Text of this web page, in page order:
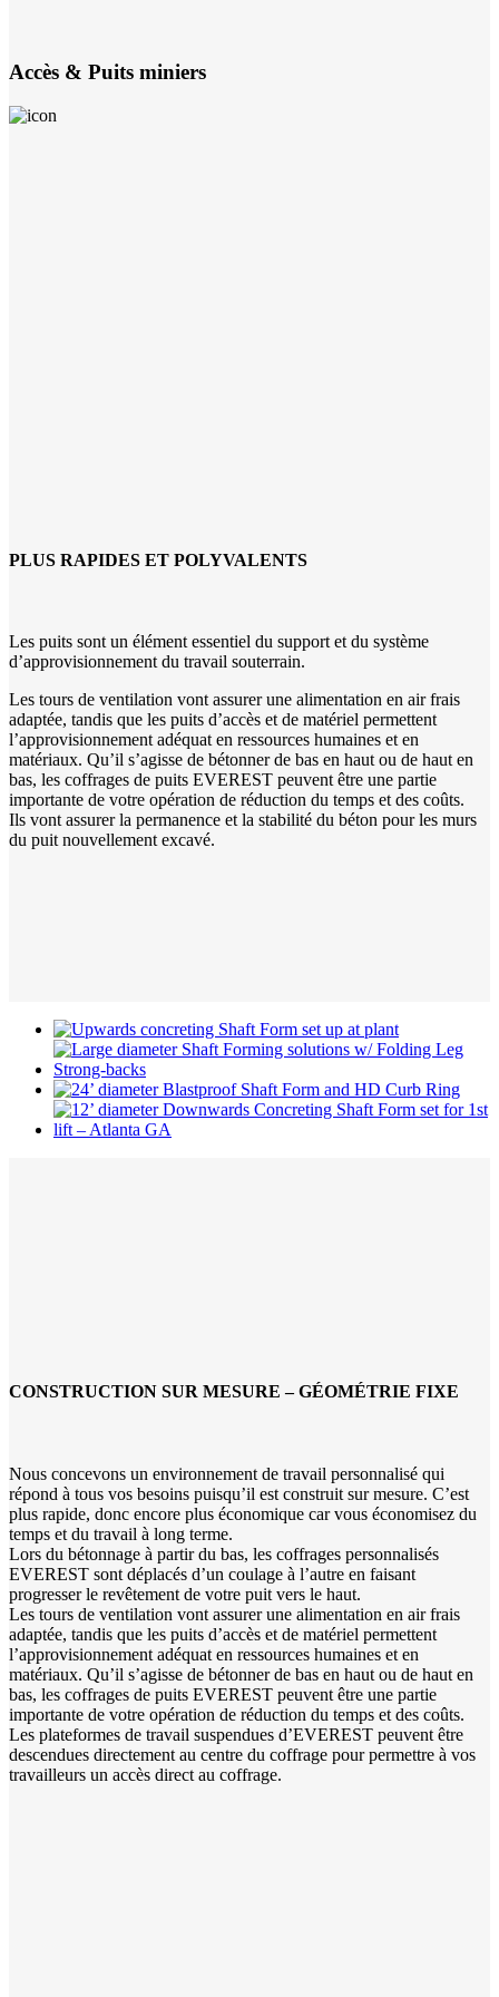
Accès & Puits miniers
PLUS RAPIDES ET POLYVALENTS
Les puits sont un élément essentiel du support et du système
d’approvisionnement du travail souterrain.
Les tours de ventilation vont assurer une alimentation en air frais
adaptée, tandis que les puits d’accès et de matériel permettent
l’approvisionnement adéquat en ressources humaines et en
matériaux. Qu’il s’agisse de bétonner de bas en haut ou de haut en
bas, les coffrages de puits EVEREST peuvent être une partie
importante de votre opération de réduction du temps et des coûts.
Ils vont assurer la permanence et la stabilité du béton pour les murs
du puit nouvellement excavé.
CONSTRUCTION SUR MESURE – GÉOMÉTRIE FIXE
Nous concevons un environnement de travail personnalisé qui
répond à tous vos besoins puisqu’il est construit sur mesure. C’est
plus rapide, donc encore plus économique car vous économisez du
temps et du travail à long terme.
Lors du bétonnage à partir du bas, les coffrages personnalisés
EVEREST sont déplacés d’un coulage à l’autre en faisant
progresser le revêtement de votre puit vers le haut.
Les tours de ventilation vont assurer une alimentation en air frais
adaptée, tandis que les puits d’accès et de matériel permettent
l’approvisionnement adéquat en ressources humaines et en
matériaux. Qu’il s’agisse de bétonner de bas en haut ou de haut en
bas, les coffrages de puits EVEREST peuvent être une partie
importante de votre opération de réduction du temps et des coûts.
Les plateformes de travail suspendues d’EVEREST peuvent être
descendues directement au centre du coffrage pour permettre à vos
travailleurs un accès direct au coffrage.